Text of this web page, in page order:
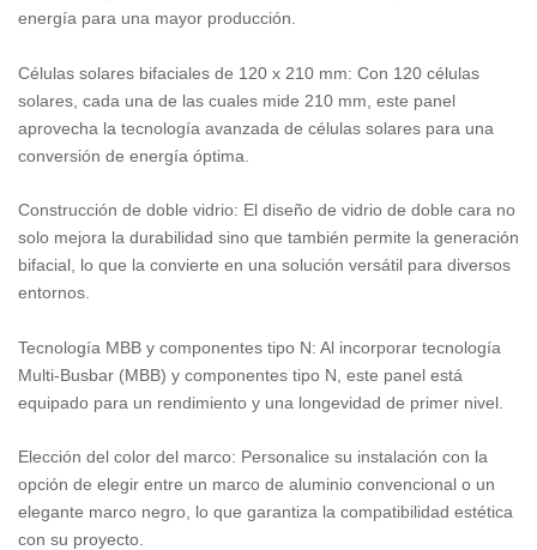
energía para una mayor producción.
Células solares bifaciales de 120 x 210 mm: Con 120 células
solares, cada una de las cuales mide 210 mm, este panel
aprovecha la tecnología avanzada de células solares para una
conversión de energía óptima.
Construcción de doble vidrio: El diseño de vidrio de doble cara no
solo mejora la durabilidad sino que también permite la generación
bifacial, lo que la convierte en una solución versátil para diversos
entornos.
Tecnología MBB y componentes tipo N: Al incorporar tecnología
Multi-Busbar (MBB) y componentes tipo N, este panel está
equipado para un rendimiento y una longevidad de primer nivel.
Elección del color del marco: Personalice su instalación con la
opción de elegir entre un marco de aluminio convencional o un
elegante marco negro, lo que garantiza la compatibilidad estética
con su proyecto.